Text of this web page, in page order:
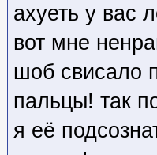
ахуеть у вас
вот мне
шоб свисало
пальцы! так
я её